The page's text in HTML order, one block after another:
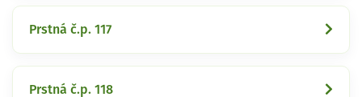
Prstná č.p. 117
Prstná č.p. 118